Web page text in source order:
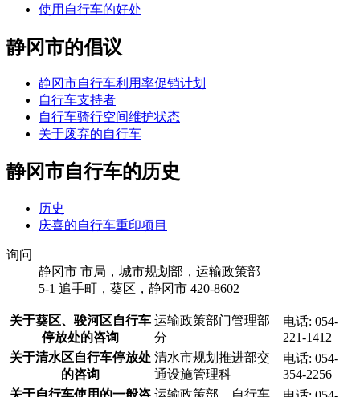
使用自行车的好处
静冈市的倡议
静冈市自行车利用率促销计划
自行车支持者
自行车骑行空间维护状态
关于废弃的自行车
静冈市自行车的历史
历史
庆喜的自行车重印项目
询问
静冈市 市局，城市规划部，运输政策部
5-1 追手町，葵区，静冈市 420-8602
关于葵区、骏河区自行车
停放处的咨询
运输政策部门管理部
分
电话: 054-
221-1412
关于清水区自行车停放处
的咨询
清水市规划推进部交
通设施管理科
电话: 054-
354-2256